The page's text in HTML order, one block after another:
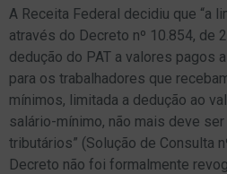
A Receita Federal decidiu que “a
através do Decreto nº 10.854, de
dedução do PAT a valores pagos
para os trabalhadores que
mínimos, limitada a dedução ao
salário-mínimo, não mais deve
tributários” (Solução de Consulta
Decreto não foi formalmente